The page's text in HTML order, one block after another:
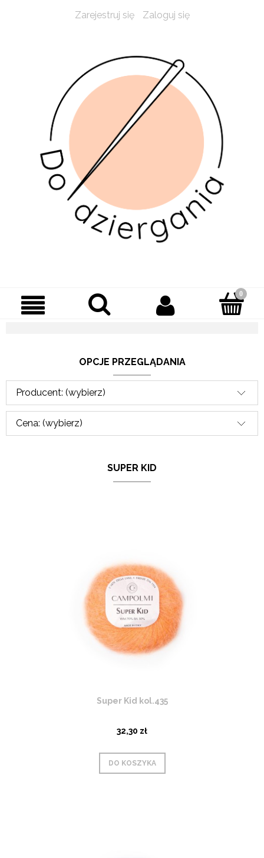
Zarejestruj się Zaloguj się
OPCJE PRZEGLĄDANIA
Producent: (wybierz)
Cena: (wybierz)
SUPER KID
Super Kid kol.435
32,30 zł
DO KOSZYKA